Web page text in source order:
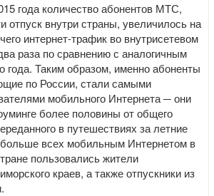
года количество абонентов МТС,
отпуск внутри страны, увеличилось на
интернет-трафик во внутрисетевом
раза по сравнению с аналогичным
года. Таким образом, именно абоненты
по России, стали самыми
мобильного Интернета ─ они
более половины от общего
в путешествиях за летние
всех мобильным Интернетом в
пользовались жители
краев, а также отпускники из